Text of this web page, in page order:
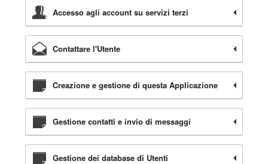
Accesso agli account su servizi terzi
Contattare l'Utente
Creazione e gestione di questa Applicazione
Gestione contatti e invio di messaggi
Gestione dei database di Utenti